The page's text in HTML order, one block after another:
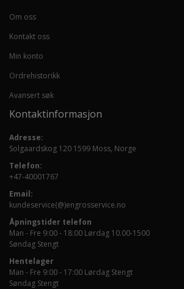
Om oss
Kontakt oss
Min konto
Ordrehistorikk
Avansert søk
Kontaktinformasjon
Adresse:
Solgaardskog 120 1599 Moss, Norge
Telefon:
+47-40001767
Email:
kundeservice(@)engrosservice.no
Åpningstider telefon
Man - Fre 9:00 - 18:00 Lørdag 10.00-1500
Søndag Stengt
Hentelager
Man - Fre 9:00 - 17:00 Lørdag Stengt
Søndag Stengt